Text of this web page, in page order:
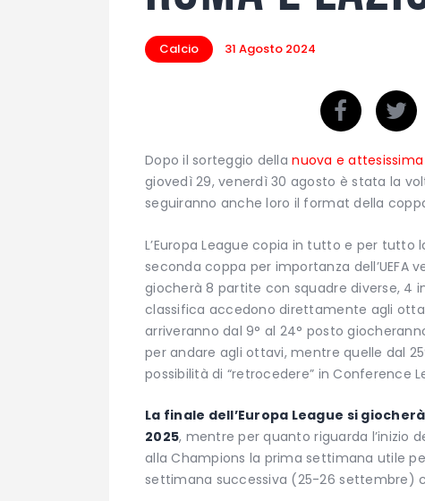
Calcio 31 Agosto 2024
Dopo il sorteggio dellanuova e
giovedì 29, venerdì 30 agosto è stata la
seguiranno anche loro il format della
L’Europa League copia in tutto e per tutto
seconda coppa per importanza dell’UEFA
giocherà 8 partite con squadre diverse, 4
classifica accedono direttamente agli
arriveranno dal 9° al 24° posto
per andare agli ottavi, mentre quelle dal
possibilità di “retrocedere” in Conference
La finale dell’Europa League si
2025, mentre per quanto riguarda l’inizio
alla Champions la prima settimana utile
settimana successiva (25-26 settembre)